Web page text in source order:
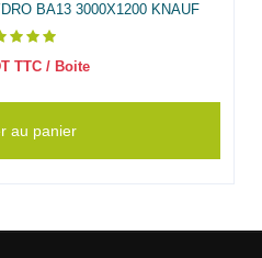
BA13 3000X1200 KNAUF
TTC/ Boite
au panier